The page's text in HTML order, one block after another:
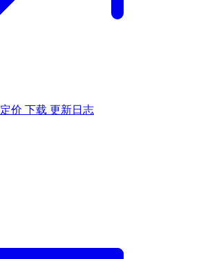
定价 下载 更新日志